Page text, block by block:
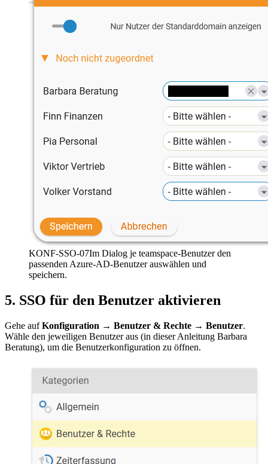
KONF-SSO-07Im Dialog je teamspace-Benutzer den
passenden Azure-AD-Benutzer auswählen und
speichern.
5. SSO für den Benutzer aktivieren
Gehe aufKonfiguration → Benutzer & Rechte → Benutzer.
Wähle den jeweiligen Benutzer aus (in dieser Anleitung Barbara
Beratung), um die Benutzerkonfiguration zu öffnen.